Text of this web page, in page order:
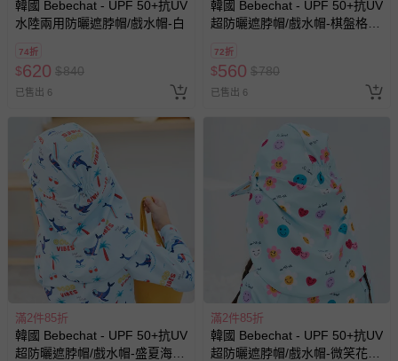
韓國 Bebechat - UPF 50+抗UV
水陸兩用防曬遮脖帽/戲水帽-白
74折
$620 $840
已售出 6
韓國 Bebechat - UPF 50+抗UV
超防曬遮脖帽/戲水帽-棋盤格-
72折
$560 $780
已售出 6
滿2件85折
韓國 Bebechat - UPF 50+抗UV
超防曬遮脖帽/戲水帽-盛夏海
滿2件85折
韓國 Bebechat - UPF 50+抗UV
超防曬遮脖帽/戲水帽-微笑花